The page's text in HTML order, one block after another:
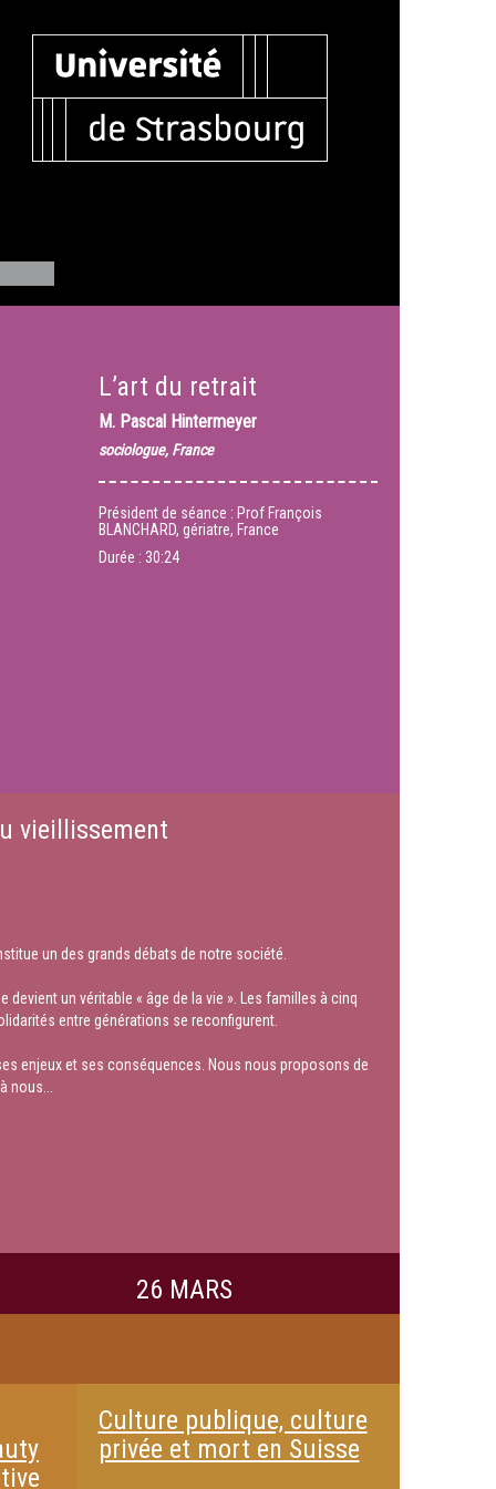
L’art du retrait
M. Pascal Hintermeyer
sociologue, France
Président de séance : Prof François
BLANCHARD, gériatre, France
Durée : 30:24
vieillissement
un des grands débats de notre société.
un véritable « âge de la vie ». Les familles à cinq
entre générations se reconfigurent.
enjeux et ses conséquences. Nous nous proposons de
26 MARS
Culture publique, culture
privée et mort en Suisse